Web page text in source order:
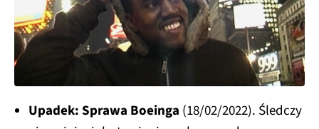
Upadek: Sprawa Boeinga (18/02/2022). Śledczy